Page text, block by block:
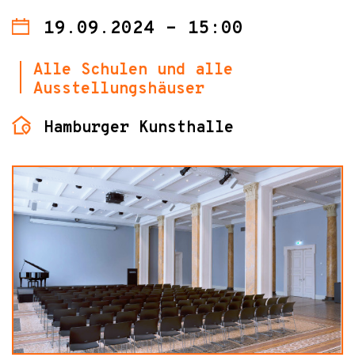
19.09.2024 - 15:00
Alle Schulen und alle
Ausstellungshäuser
Hamburger Kunsthalle